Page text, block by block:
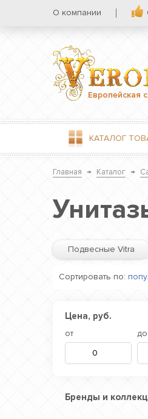
О компании
Европейская
КАТАЛОГ
Главная → Каталог →
Подвесные Vitra
Сортировать по:
Цена, руб.
от до
Бренды и